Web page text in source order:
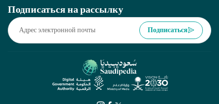
Подписаться на рассылку
Подписаться